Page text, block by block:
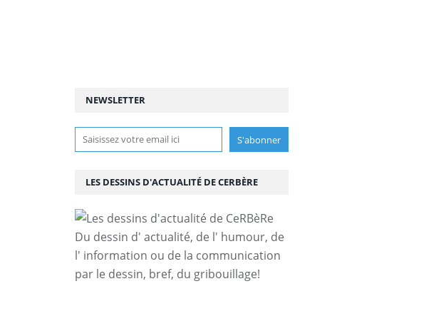
NEWSLETTER
LES DESSINS D'ACTUALITÉ DE CERBÈRE
Du dessin d' actualité, de l' humour, de
l' information ou de la communication
par le dessin, bref, du gribouillage!